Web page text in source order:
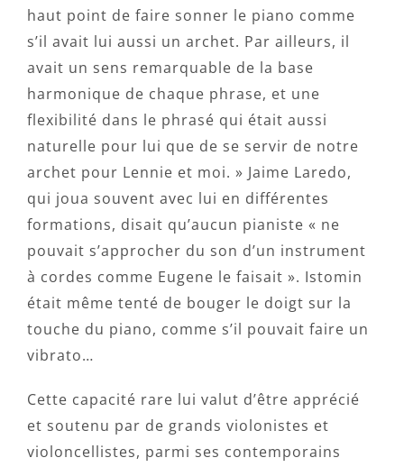
haut point de faire sonner le piano comme
s’il avait lui aussi un archet. Par ailleurs, il
avait un sens remarquable de la base
harmonique de chaque phrase, et une
flexibilité dans le phrasé qui était aussi
naturelle pour lui que de se servir de notre
archet pour Lennie et moi. » Jaime Laredo,
qui joua souvent avec lui en différentes
formations, disait qu’aucun pianiste « ne
pouvait s’approcher du son d’un instrument
à cordes comme Eugene le faisait ». Istomin
était même tenté de bouger le doigt sur la
touche du piano, comme s’il pouvait faire un
vibrato…
Cette capacité rare lui valut d’être apprécié
et soutenu par de grands violonistes et
violoncellistes, parmi ses contemporains